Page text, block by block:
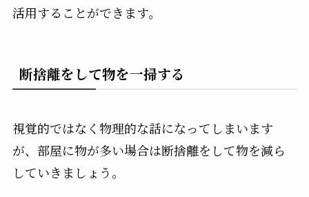
活用することができます。
断捨離をして物を一掃する
視覚的ではなく物理的な話になってしまいます
が、部屋に物が多い場合は断捨離をして物を減ら
していきましょう。